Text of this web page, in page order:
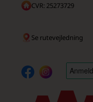
CVR: 25273729
Se rutevejledning